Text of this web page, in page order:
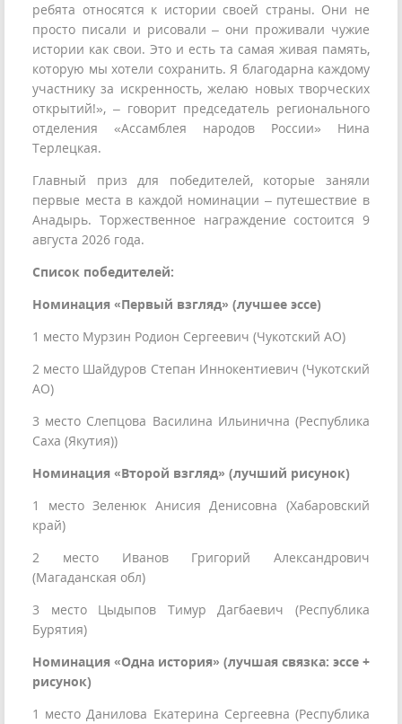
ребята относятся к истории своей страны. Они не
просто писали и рисовали – они проживали чужие
истории как свои. Это и есть та самая живая память,
которую мы хотели сохранить. Я благодарна каждому
участнику за искренность, желаю новых творческих
открытий!», – говорит председатель регионального
отделения «Ассамблея народов России» Нина
Терлецкая.
Главный приз для победителей, которые заняли
первые места в каждой номинации – путешествие в
Анадырь. Торжественное награждение состоится 9
августа 2026 года.
Список победителей:
Номинация «Первый взгляд» (лучшее эссе)
1 место Мурзин Родион Сергеевич (Чукотский АО)
2 место Шайдуров Степан Иннокентиевич (Чукотский
АО)
3 место Слепцова Василина Ильинична (Республика
Саха (Якутия))
Номинация «Второй взгляд» (лучший рисунок)
1 место Зеленюк Анисия Денисовна (Хабаровский
край)
2 место Иванов Григорий Александрович
(Магаданская обл)
3 место Цыдыпов Тимур Дагбаевич (Республика
Бурятия)
Номинация «Одна история» (лучшая связка: эссе +
рисунок)
1 место Данилова Екатерина Сергеевна (Республика